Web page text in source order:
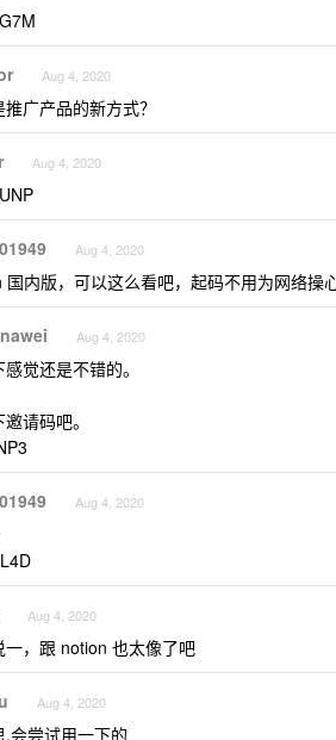
Aug 4, 2020
推广产品的新方式？
Aug 4, 2020
Aug 4, 2020
国内版，可以这么看吧，起码不用为网络操
Aug 4, 2020
觉还是不错的。
请码吧。
Aug 4, 2020
Aug 4, 2020
一，跟 notion 也太像了吧
Aug 4, 2020
,会尝试用一下的